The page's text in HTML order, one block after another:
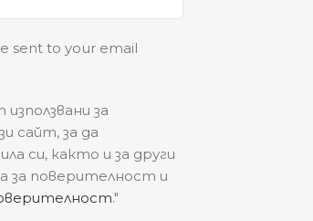
sent to your email
за
сайт, за да
си, както и за други
за поверителност и
."